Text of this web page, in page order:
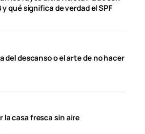
y qué significa de verdad el SPF
del descanso o el arte de no hacer
la casa fresca sin aire